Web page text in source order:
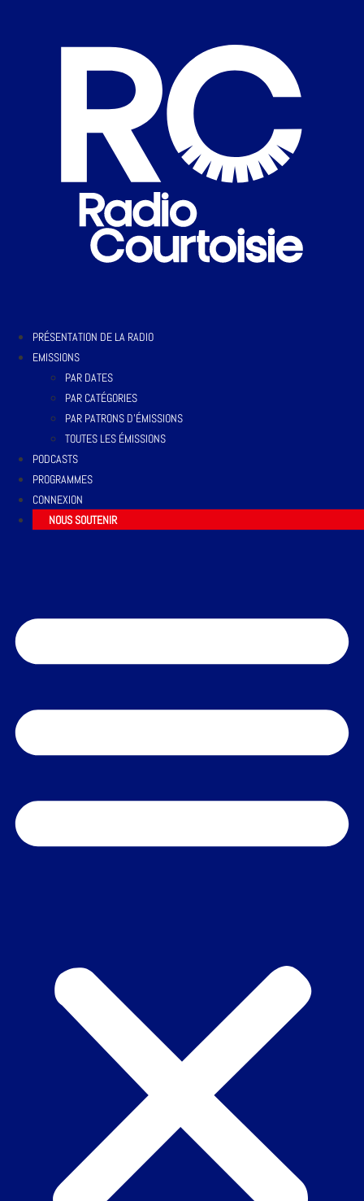
PRÉSENTATION DE LA RADIO
EMISSIONS
PAR DATES
PAR CATÉGORIES
PAR PATRONS D’ÉMISSIONS
TOUTES LES ÉMISSIONS
PODCASTS
PROGRAMMES
CONNEXION
NOUS SOUTENIR